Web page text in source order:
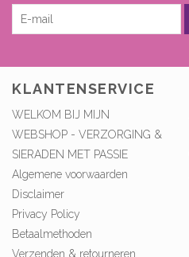
KLANTENSERVICE
WELKOM BIJ MIJN
WEBSHOP - VERZORGING &
SIERADEN MET PASSIE
Algemene voorwaarden
Disclaimer
Privacy Policy
Betaalmethoden
Verzenden & retourneren